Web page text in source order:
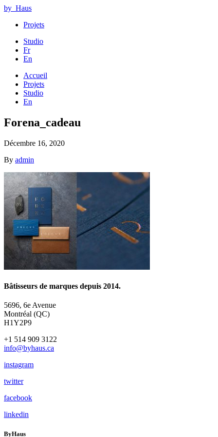
by_Haus
Projets
Studio
Fr
En
Accueil
Projets
Studio
En
Forena_cadeau
Décembre 16, 2020
By admin
Bâtisseurs de marques depuis 2014.
5696, 6e Avenue
Montréal (QC)
H1Y2P9
+1 514 909 3122
info@byhaus.ca
instagram
twitter
facebook
linkedin
ByHaus